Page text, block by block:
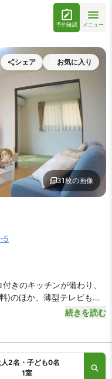
予約確認 メニュー
シェア お気に入り
31枚の画像
5
きのキッチンが備わり、
)のほか、薄型テレビもご
とデスクをご利用いただけ
続きを読む
2名・子ども0名
1室